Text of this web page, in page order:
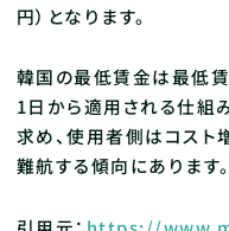
円）となります。
韓国の最低賃金は最低
1日から適用される仕組
求め、使用者側はコスト
難航する傾向にあります。